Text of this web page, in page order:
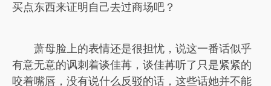
买点东西来证明自己去过商场吧？
萧母脸上的表情还是很担忧，说这一番话似乎
有意无意的讽刺着谈佳苒，谈佳苒听了只是紧紧的
咬着嘴唇，没有说什么反驳的话，这些话她并不能